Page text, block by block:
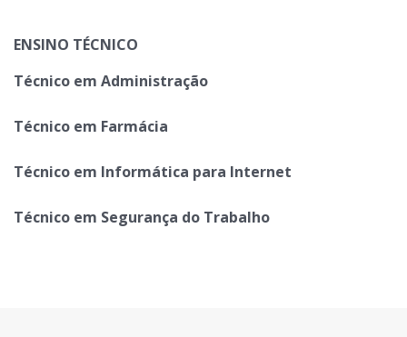
ENSINO TÉCNICO
Técnico em Administração
Técnico em Farmácia
Técnico em Informática para Internet
Técnico em Segurança do Trabalho